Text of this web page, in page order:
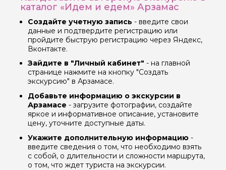
каталог «Идем и едем» Арзамас
Создайте учетную запись - введите свои
данные и подтвердите регистрацию или
пройдите быструю регистрацию через Яндекс,
Вконтакте.
Зайдите в "Личный кабинет" - на главной
странице нажмите на кнопку "Создать
экскурсию" в Арзамасе.
Добавьте информацию о экскурсии в
Арзамасе - загрузите фотографии, создайте
яркое и информативное описание, установите
цену, уточните доступные даты.
Укажите дополнительную информацию -
введите сведения о том, что необходимо взять
с собой, о длительности и сложности маршрута,
о том, что ждет туриста на экскурсии.